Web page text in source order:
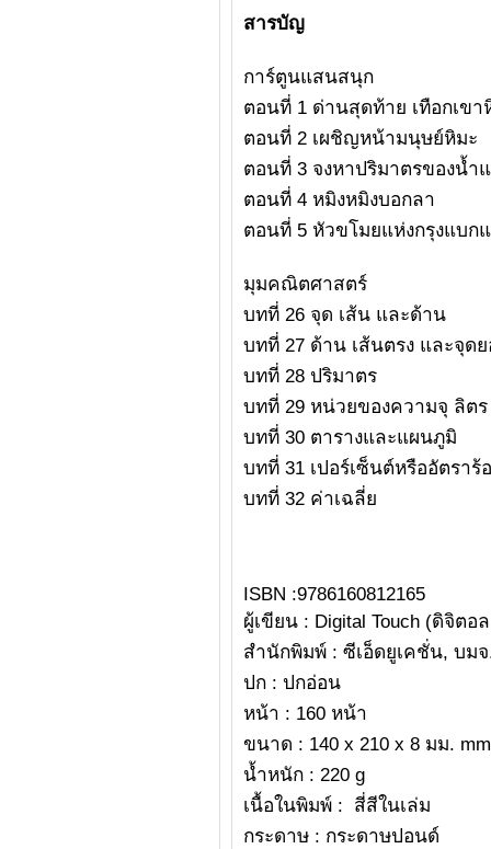
สารบัญ
การ์ตูนแสนสนุก
ตอนที่ 1 ด่านสุดท้าย เทือกเข
ตอนที่ 2 เผชิญหน้ามนุษย์หิมะ
ตอนที่ 3 จงหาปริมาตรของน้ำ
ตอนที่ 4 หมิงหมิงบอกลา
ตอนที่ 5 หัวขโมยแห่งกรุงแบก
มุมคณิตศาสตร์
บทที่ 26 จุด เส้น และด้าน
บทที่ 27 ด้าน เส้นตรง และจุด
บทที่ 28 ปริมาตร
บทที่ 29 หน่วยของความจุ ลิตร
บทที่ 30 ตารางและแผนภูมิ
บทที่ 31 เปอร์เซ็นต์หรืออัตราร้
บทที่ 32 ค่าเฉลี่ย
ISBN :9786160812165
ผู้เขียน : Digital Touch (ดิจิตอ
สำนักพิมพ์ : ซีเอ็ดยูเคชั่น, บม
ปก : ปกอ่อน
หน้า : 160 หน้า
ขนาด : 140 x 210 x 8 มม. mm
น้ำหนัก : 220 g
เนื้อในพิมพ์ : สี่สีในเล่ม
กระดาษ : กระดาษปอนด์